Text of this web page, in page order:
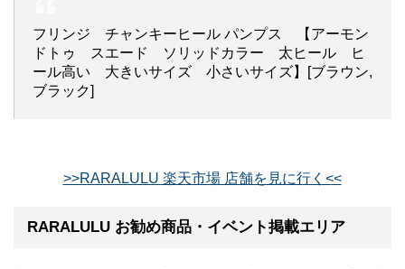
フリンジ チャンキーヒール パンプス 【アーモン
ドトゥ スエード ソリッドカラー 太ヒール ヒ
ール高い 大きいサイズ 小さいサイズ】[ブラウン,
ブラック]
>>RARALULU 楽天市場 店舗を見に行く<<
RARALULU お勧め商品・イベント掲載エリア